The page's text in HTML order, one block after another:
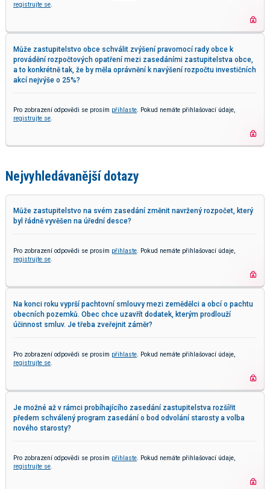
registrujte se
Může zastupitelstvo obce schválit zvýšení pravomocí rady obce k
provádění rozpočtových opatření mezi zasedáními zastupitelstva obce,
a to konkrétně tak, že by měla oprávnění k navýšení rozpočtu investičních
akcí nejvýše o 25%?
Pro zobrazení odpovědi se prosím přihlaste . Pokud nemáte přihlašovací údaje,
registrujte se
Nejvyhledávanější dotazy
Může zastupitelstvo na svém zasedání změnit navržený rozpočet, který
byl řádně vyvěšen na úřední desce?
Pro zobrazení odpovědi se prosím přihlaste . Pokud nemáte přihlašovací údaje,
registrujte se
Na konci roku vyprší pachtovní smlouvy mezi zemědělci a obcí o pachtu
obecních pozemků. Obec chce uzavřít dodatek, kterým prodlouží
účinnost smluv. Je třeba zveřejnit záměr?
Pro zobrazení odpovědi se prosím přihlaste . Pokud nemáte přihlašovací údaje,
registrujte se
Je možné až v rámci probíhajícího zasedání zastupitelstva rozšířit
předem schválený program zasedání o bod odvolání starosty a volba
nového starosty?
Pro zobrazení odpovědi se prosím přihlaste . Pokud nemáte přihlašovací údaje,
registrujte se